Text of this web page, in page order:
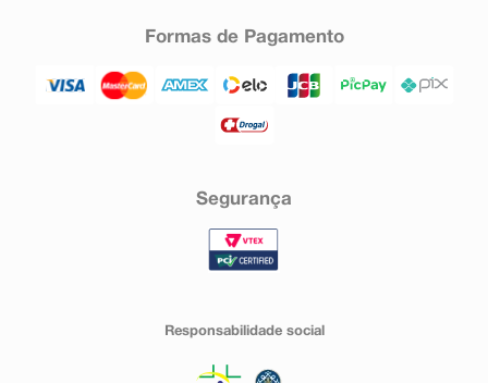
Formas de Pagamento
Segurança
Responsabilidade social